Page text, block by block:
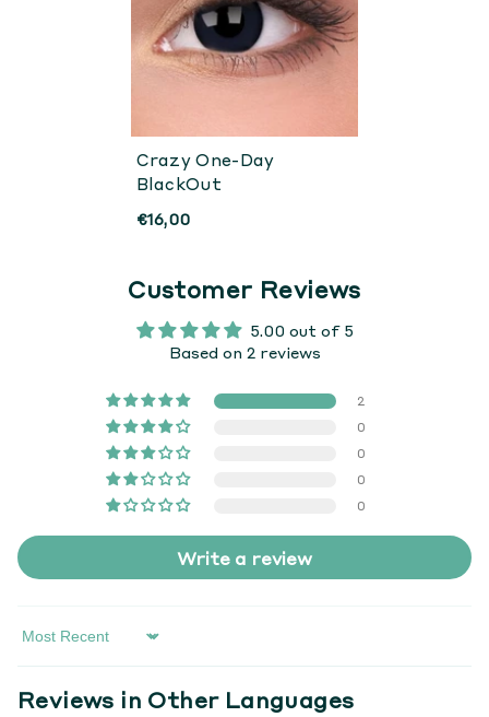
Crazy One-Day
BlackOut
€16,00
Customer Reviews
5.00 out of 5
Based on 2 reviews
2
0
0
0
0
Write a review
Sort By
Reviews in Other Languages